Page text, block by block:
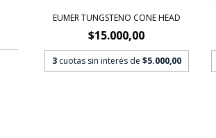
EUMER TUNGSTENO CONE HEAD
$15.000,00
3 cuotas sin interés de $5.000,00